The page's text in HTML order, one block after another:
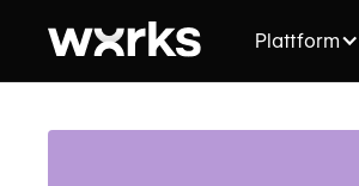
Plattform